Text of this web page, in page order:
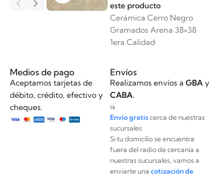
este producto
Cerámica Cerro Negro
Gramados Arena 38×38
1era Calidad
Medios de pago
Aceptamos tarjetas de
débito, crédito, efectivo y
cheques.
Envíos
Realizamos envíos a GBAy
CABA.
Envío gratiscerca de nuestras
sucursales
Si tu domicilio se encuentra
fuera del radio de cercanía a
nuestras sucursales, vamos a
enviarte una cotización de